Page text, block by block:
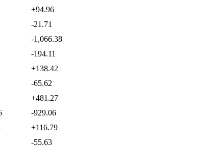
+94.96
-21.71
-1,066.38
-194.11
+138.42
-65.62
+481.27
-929.06
+116.79
-55.63